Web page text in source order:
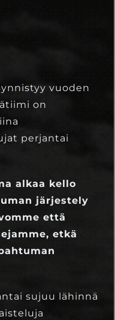
vuoden
on
perjantai
alkaa kello
järjestely
että
etkä
sujuu lähinnä